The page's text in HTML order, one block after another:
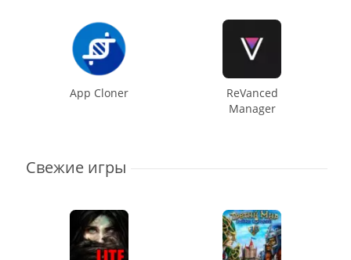
App Cloner
ReVanced
Manager
Свежие игры